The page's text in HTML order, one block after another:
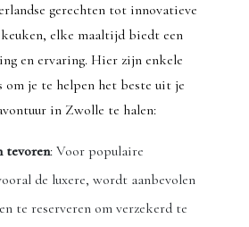
gerechten tot innovatieve
elke maaltijd biedt een
en ervaring. Hier zijn enkele
je te helpen het beste uit je
in Zwolle te halen:
tevoren: Voor populaire
de luxere, wordt aanbevolen
te reserveren om verzekerd te